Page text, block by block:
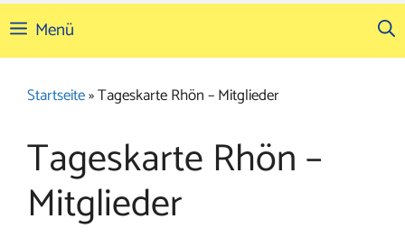
Menü
Startseite»Tageskarte Rhön – Mitglieder
Tageskarte Rhön –
Mitglieder